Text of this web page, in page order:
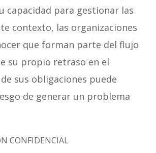
capacidad para gestionar las
contexto, las organizaciones
que forman parte del flujo
su propio retraso en el
sus obligaciones puede
de generar un problema
CONFIDENCIAL